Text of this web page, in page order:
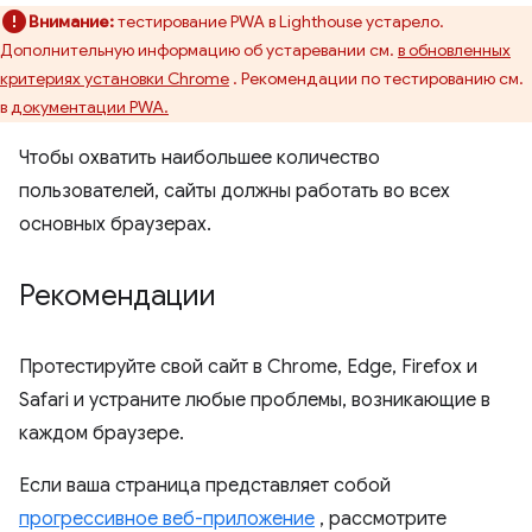
Внимание:тестирование PWA в Lighthouse устарело.
Дополнительную информацию об устаревании см. в обновленных
критериях установки Chrome . Рекомендации по тестированию см.
вдокументации PWA.
Чтобы охватить наибольшее количество
пользователей, сайты должны работать во всех
основных браузерах.
Рекомендации
Протестируйте свой сайт в Chrome, Edge, Firefox и
Safari и устраните любые проблемы, возникающие в
каждом браузере.
Если ваша страница представляет собой
прогрессивное веб-приложение , рассмотрите